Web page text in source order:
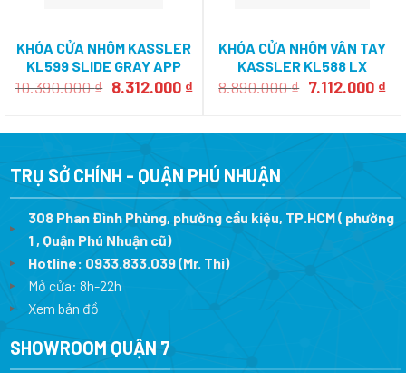
KHÓA CỬA NHÔM KASSLER
KL599 SLIDE GRAY APP
10.390.000₫ Giá
10.390.000 ₫.
8.312.000 ₫Giá
là:
KHÓA CỬA NHÔM VÂN TAY
KASSLER KL588 LX
8.890.000₫ Giá
8.890.000 ₫.
7.112.000 ₫Giá
là:
TRỤ SỞ CHÍNH - QUẬN PHÚ NHUẬN
308 Phan Đình Phùng, phường cầu kiệu, TP.HCM ( phường
1 , Quận Phú Nhuận cũ)
Hotline: 0933.833.039(Mr. Thi)
Mở cửa: 8h-22h
Xem bản đồ
SHOWROOM QUẬN 7